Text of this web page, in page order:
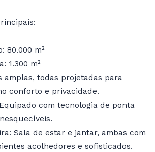
80.000 m²
1.300 m²
amplas, todas projetadas para
conforto e privacidade.
com tecnologia de ponta
Sala de estar e jantar, ambas com
acolhedores e sofisticados.